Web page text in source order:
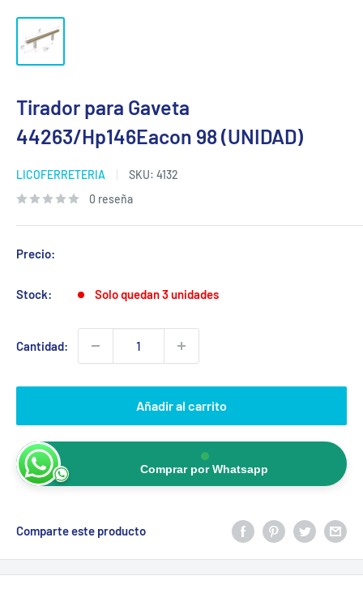
Tirador para Gaveta
44263/Hp146Eacon 98 (UNIDAD)
LICOFERRETERIA SKU: 4132
0 reseña
Precio:
Stock: Solo quedan 3 unidades
Cantidad:
Añadir al carrito
Comprar por Whatsapp
Comparte este producto